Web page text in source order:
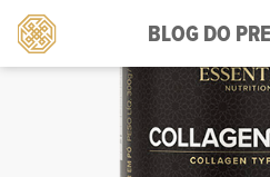
BLOG DO
Pesquisar
por: